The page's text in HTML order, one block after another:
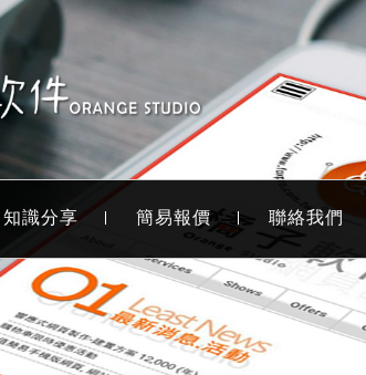
知識分享 簡易報價 聯絡我們